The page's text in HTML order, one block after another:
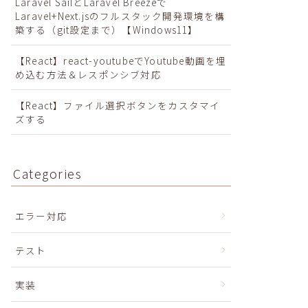
Laravel+Next.jsのフルスタック開発環境を構
築する（git設定まで）【Windows11】
【React】react-youtubeでYoutube動画を埋
め込む方法＆レスポンシブ対応
【React】ファイル選択ボタンをカスタマイ
ズする
Categories
エラー対応
テスト
実装